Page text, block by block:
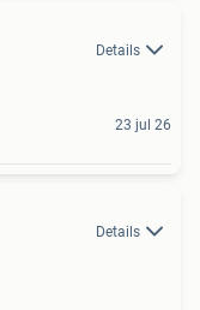
Details
23 jul 26
Details